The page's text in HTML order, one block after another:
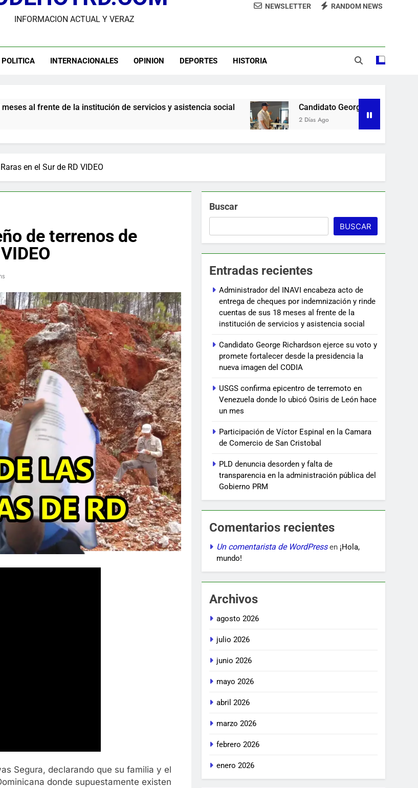
del INAVI encabeza acto de entrega de cheques por indemnización y rinde cuentas de sus 18
meses al frente de la institución de servicios y asistencia social
confirma epicentro de terremoto en Venezuela donde lo ubicó Osiris de León hace un mes
INFORMACION ACTUAL Y VERAZ
NEWSLETTER RANDOM NEWS
POLITICA INTERNACIONALES OPINION DEPORTES HISTORIA
la institución de servicios y asistencia social Candidato George Richardson ejerce su voto y
2 Días Ago
en el Sur de RD VIDEO
de terrenos de
Segura, declarando que su familia y el
donde supuestamente existen
Buscar
BUSCAR
Entradas recientes
Administrador del INAVI encabeza acto de
entrega de cheques por indemnización y rinde
cuentas de sus 18 meses al frente de la
institución de servicios y asistencia social
Candidato George Richardson ejerce su voto y
promete fortalecer desde la presidencia la
nueva imagen del CODIA
USGS confirma epicentro de terremoto en
Venezuela donde lo ubicó Osiris de León hace
un mes
Participación de Víctor Espinal en la Camara
de Comercio de San Cristobal
PLD denuncia desorden y falta de
transparencia en la administración pública del
Gobierno PRM
Comentarios recientes
Un comentarista de WordPressen ¡Hola,
mundo!
Archivos
agosto 2026
julio 2026
junio 2026
mayo 2026
abril 2026
marzo 2026
febrero 2026
enero 2026